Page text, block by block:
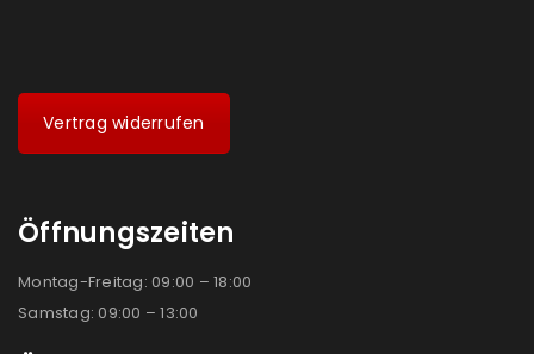
Vertrag widerrufen
Öffnungszeiten
Montag-Freitag: 09:00 – 18:00
Samstag: 09:00 – 13:00